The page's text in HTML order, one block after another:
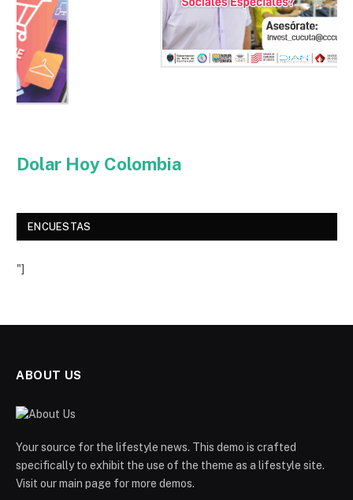
Dolar Hoy Colombia
ENCUESTAS
"]
ABOUT US
Your source for the lifestyle news. This demo is crafted
specifically to exhibit the use of the theme as a lifestyle site.
Visit our main page for more demos.